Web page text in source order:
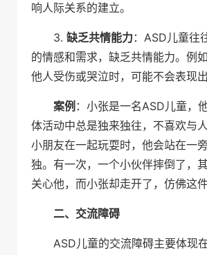
响人际关系的建立。
3. 缺乏共情能力：ASD儿童往
的情感和需求，缺乏共情能力。例
他人受伤或哭泣时，可能不会表现出
案例 ：小张是一名ASD儿童，
体活动中总是独来独往，不喜欢与
小朋友在一起玩耍时，他会站在一
独。有一次，一个小伙伴摔倒了，
关心他，而小张却走开了，仿佛这
二、交流障碍
ASD儿童的交流障碍主要体现